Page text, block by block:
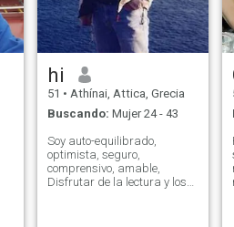
hi
51 • Athínai, Attica, Grecia
Buscando: Mujer 24 - 43
Soy auto-equilibrado,
optimista, seguro,
comprensivo, amable,
Disfrutar de la lectura y los